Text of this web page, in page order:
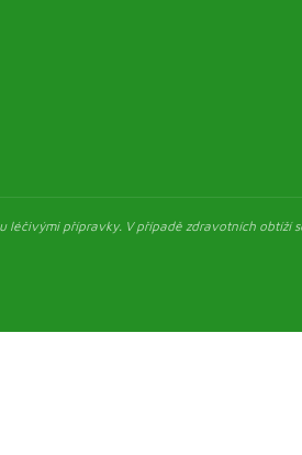
přípravky. V případě zdravotních obtíží